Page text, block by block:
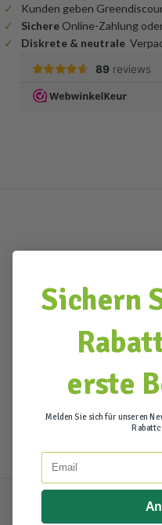
Kunden geben
Sichere Online-Zahlung
Diskrete & neutrale
Sichern
erste
Melden Sie sich für unseren
Email